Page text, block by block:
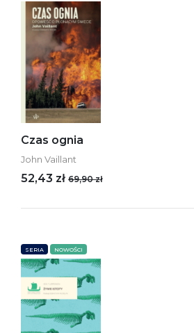
Czas ognia
John Vaillant
52,43 zł 69,90 zł
SERIA NOWOŚCI